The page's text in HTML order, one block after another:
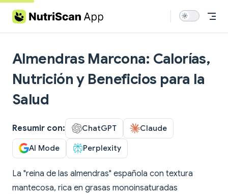
Skip to content
Almendras Marcona: Calorías,
Nutrición y Beneficios para la
Salud
Resumir con: ChatGPT Claude
AI Mode Perplexity
La "reina de las almendras" española con textura
mantecosa, rica en grasas monoinsaturadas